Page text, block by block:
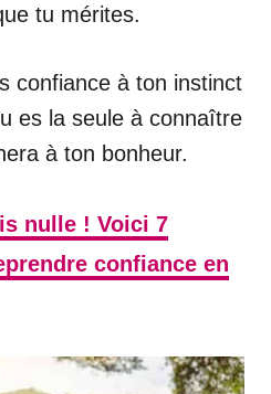
tu mérites.
confiance à ton instinct
es la seule à connaître
à ton bonheur.
nulle ! Voici 7
confiance en